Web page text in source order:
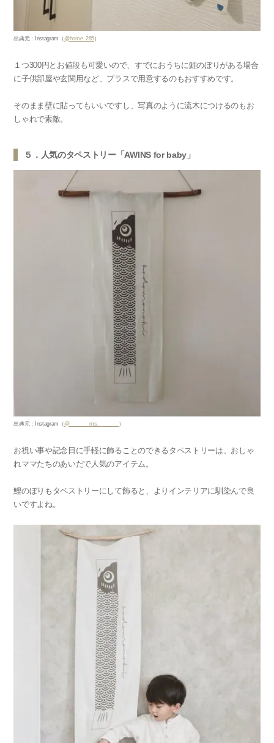
出典元：Instagram（@home_285）
１つ300円とお値段も可愛いので、すでにおうちに鯉のぼりがある場合
に子供部屋や玄関用など、プラスで用意するのもおすすめです。
そのまま壁に貼ってもいいですし、写真のように流木につけるのもお
しゃれで素敵。
５．人気のタペストリー「AWINS for baby」
出典元：Instagram（@_______ms._______ ）
お祝い事や記念日に手軽に飾ることのできるタペストリーは、おしゃ
れママたちのあいだで人気のアイテム。
鯉のぼりもタペストリーにして飾ると、よりインテリアに馴染んで良
いですよね。